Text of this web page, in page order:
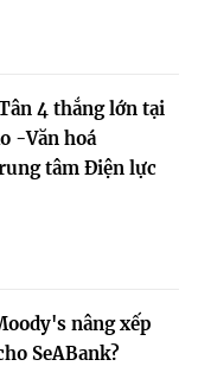
4 thắng lớn tại
-Văn hoá
tâm Điện lực
nâng xếp
SeABank?